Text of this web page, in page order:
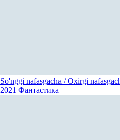
So'nggi nafasgacha / Oxirgi
2021 Фантастика